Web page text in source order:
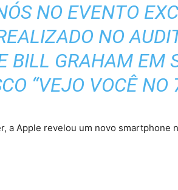
NO EVENTO
NO
BILL GRAHAM EM
“VEJO VOCÊ NO
a Apple revelou um novo smartphone